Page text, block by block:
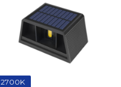
2700K